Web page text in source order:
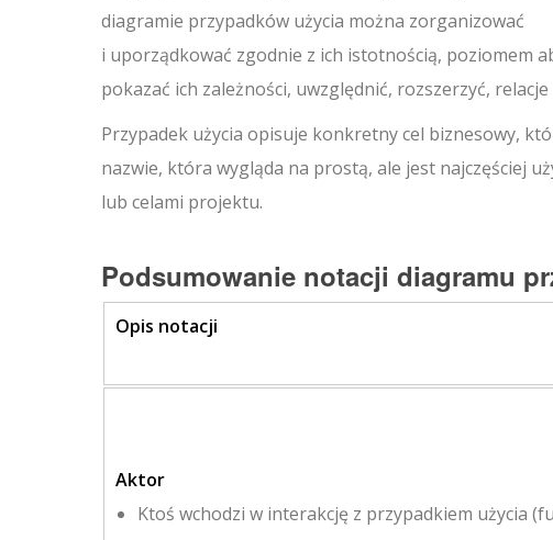
diagramie przypadków użycia można zorganizować
i uporządkować zgodnie z ich istotnością, poziomem
pokazać ich zależności, uwzględnić, rozszerzyć,
Przypadek użycia opisuje konkretny cel biznesowy,
nazwie, która wygląda na prostą, ale jest najczęściej
lub celami projektu.
Podsumowanie notacji diagramu
Opis notacji
Aktor
Ktoś wchodzi w interakcję z przypadkiem użycia